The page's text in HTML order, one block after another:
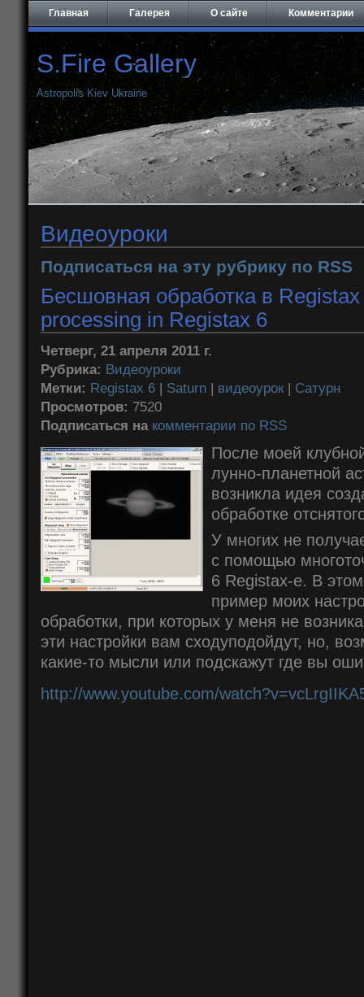
Главная Галерея О сайте Комментарии
S.Fire Gallery
Astropolis Kiev Ukraine
Видеоуроки
Подписаться на эту рубрику по RSS
Бесшовная обработка в
processing in Registax 6
Четверг, 21 апреля 2011 г.
Рубрика: Видеоуроки
Метки: Registax 6 | Saturn | видеоурок| Сатурн
Просмотров: 7520
Подписаться на комментарии по RSS
После моей
лунно-планетной
возникла идея
обработке
У многих не
с помощью
6 Registax-е. В
пример моих
обработки, при которых у меня не
эти настройки вам сходуподойдут, но,
какие-то мысли или подскажут где вы
http://www.youtube.com/